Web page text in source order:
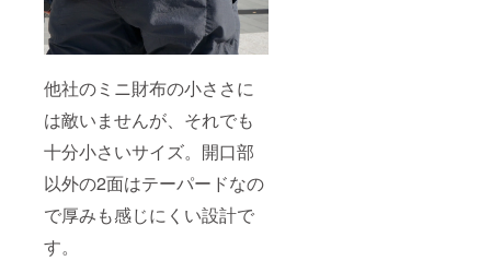
他社のミニ財布の小ささに
は敵いませんが、それでも
十分小さいサイズ。開口部
以外の2面はテーパードなの
で厚みも感じにくい設計で
す。